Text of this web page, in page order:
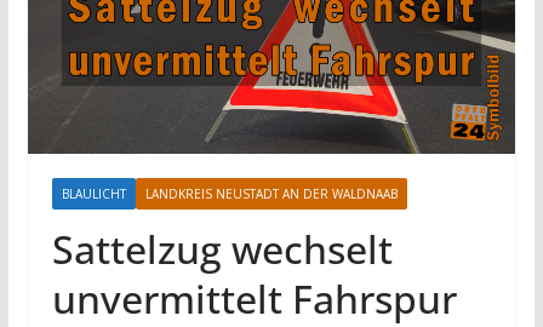
BLAULICHT LANDKREIS NEUSTADT AN DER WALDNAAB
Sattelzug wechselt
unvermittelt Fahrspur